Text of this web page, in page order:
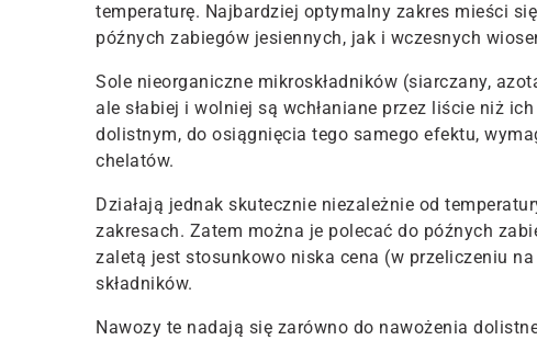
temperaturę. Najbardziej optymalny zakres mieści
późnych zabiegów jesiennych, jak i wczesnych
Sole nieorganiczne mikroskładników (siarczany,
ale słabiej i wolniej są wchłaniane przez liście niż
dolistnym, do osiągnięcia tego samego efektu,
chelatów.
Działają jednak skutecznie niezależnie od
zakresach. Zatem można je polecać do późnych
zaletą jest stosunkowo niska cena (w przeliczeniu
składników.
Nawozy te nadają się zarówno do nawożenia